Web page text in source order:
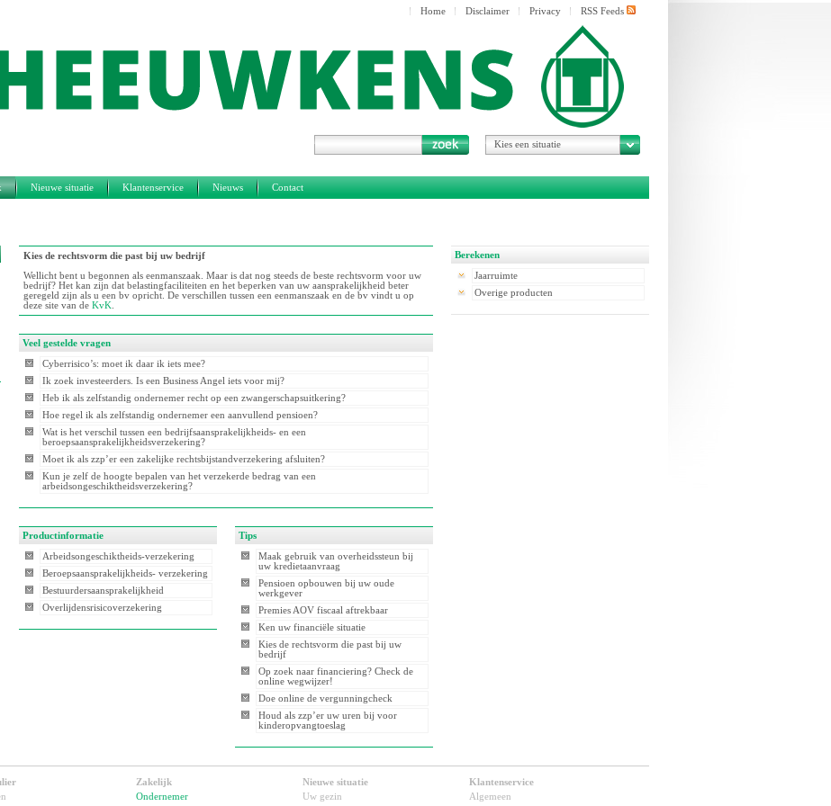
Kies een situatie
Home Disclaimer Privacy RSS Feeds
Nieuwe situatie Klantenservice Nieuws Contact
Kies de rechtsvorm die past bij uw bedrijf
Wellicht bent u begonnen als eenmanszaak. Maar is dat nog steeds de beste rechtsvorm voor uw
bedrijf? Het kan zijn dat belastingfaciliteiten en het beperken van uw aansprakelijkheid beter
geregeld zijn als u een bv opricht. De verschillen tussen een eenmanszaak en de bv vindt u op
deze site van de KvK
Veel gestelde vragen
Cyberrisico’s: moet ik daar ik iets mee?
Ik zoek investeerders. Is een Business Angel iets voor mij?
Heb ik als zelfstandig ondernemer recht op een zwangerschapsuitkering?
Hoe regel ik als zelfstandig ondernemer een aanvullend pensioen?
Wat is het verschil tussen een bedrijfsaansprakelijkheids- en een
beroepsaansprakelijkheidsverzekering?
Moet ik als zzp’er een zakelijke rechtsbijstandverzekering afsluiten?
Kun je zelf de hoogte bepalen van het verzekerde bedrag van een
arbeidsongeschiktheidsverzekering?
Productinformatie
Arbeidsongeschiktheids-verzekering
Beroepsaansprakelijkheids- verzekering
Bestuurdersaansprakelijkheid
Overlijdensrisicoverzekering
Tips
Maak gebruik van overheidssteun bij
uw kredietaanvraag
Pensioen opbouwen bij uw oude
werkgever
Premies AOV fiscaal aftrekbaar
Ken uw financiële situatie
Kies de rechtsvorm die past bij uw
bedrijf
Op zoek naar financiering? Check de
online wegwijzer!
Doe online de vergunningcheck
Houd als zzp’er uw uren bij voor
kinderopvangtoeslag
Berekenen
Jaarruimte
Overige producten
Zakelijk
Ondernemer
Nieuwe situatie
Uw gezin
Klantenservice
Algemeen